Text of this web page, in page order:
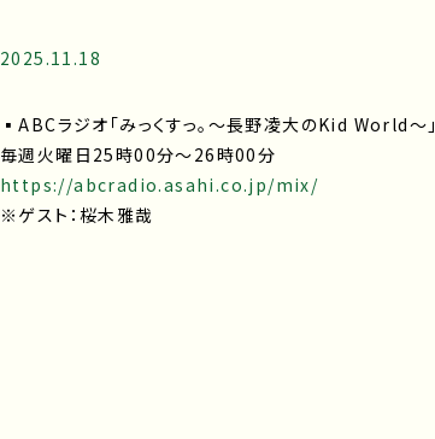
2025.11.18
▪ABCラジオ「みっくすっ。～長野凌大のKid World～」
毎週火曜日25時00分～26時00分
https://abcradio.asahi.co.jp/mix/
※ゲスト：桜木雅哉